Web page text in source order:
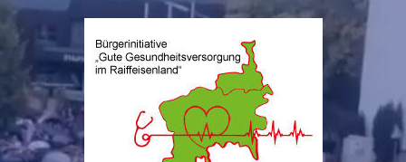
Zum
springen